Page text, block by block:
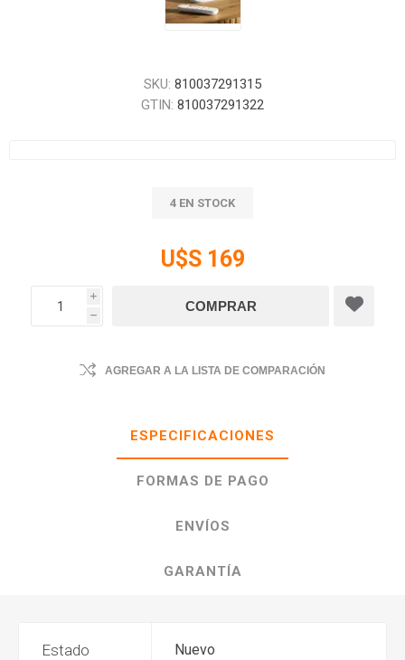
SKU: 810037291315
GTIN: 810037291322
4 EN STOCK
U$S 169
i
h
AGREGAR A LA LISTA DE COMPARACIÓN
ESPECIFICACIONES
FORMAS DE PAGO
ENVÍOS
GARANTÍA
Estado Nuevo